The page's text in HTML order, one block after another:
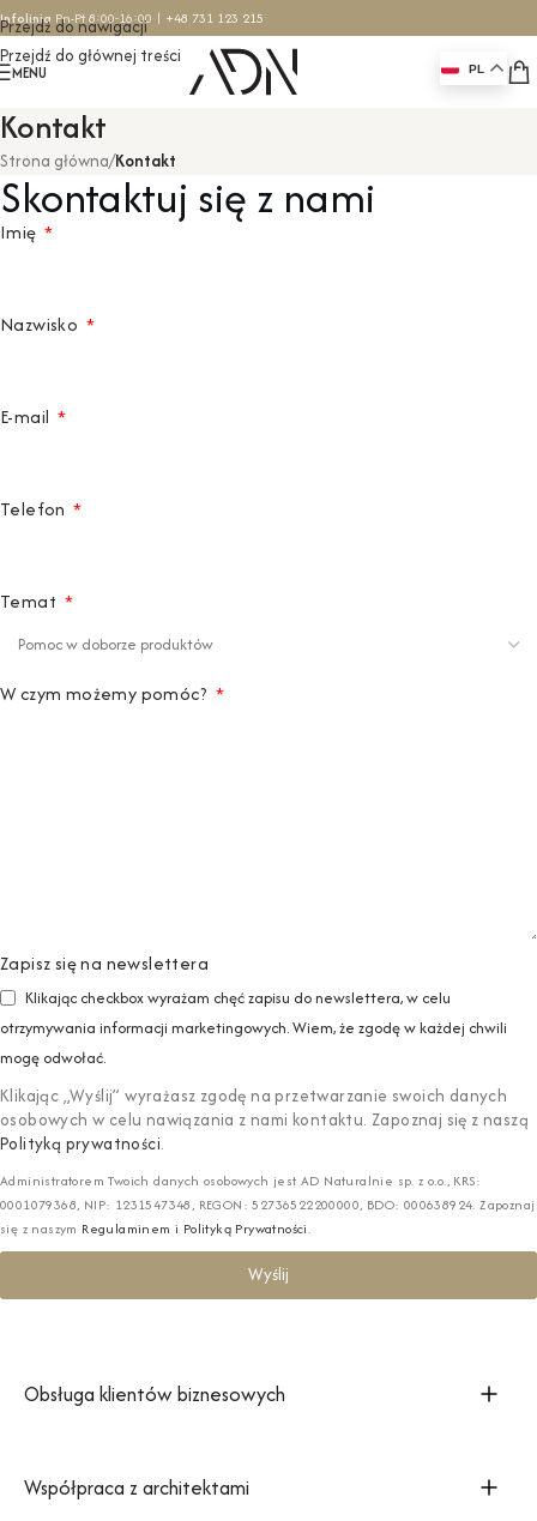
Przejdź do nawigacji
Przejdź do głównej treści
Infolinia Pn-Pt 8:00-16:00 | +48 731 123 215
MENU PL
Kontakt
Strona główna/Kontakt
Skontaktuj się z nami
Imię
Nazwisko
E-mail
Telefon
Temat
W czym możemy pomóc?
Zapisz się na newslettera
Klikając checkbox wyrażam chęć zapisu do newslettera, w celu
otrzymywania informacji marketingowych. Wiem, że zgodę w każdej chwili
mogę odwołać.
Klikając „Wyślij” wyrażasz zgodę na przetwarzanie swoich danych
osobowych w celu nawiązania z nami kontaktu. Zapoznaj się z naszą
Polityką prywatności.
Administratorem Twoich danych osobowych jest AD Naturalnie sp. z o.o., KRS:
0001079368, NIP: 1231547348, REGON: 52736522200000, BDO: 000638924. Zapoznaj
się z naszym Regulaminem i Polityką Prywatności.
Wyślij
Obsługa klientów biznesowych
Współpraca z architektami